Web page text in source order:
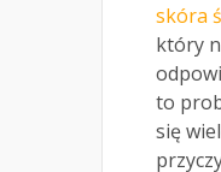
skóra
który
to
się